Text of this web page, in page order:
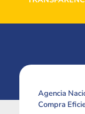
Agencia
Compra